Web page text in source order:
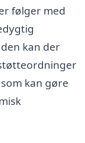
følger med
kan der
kan gøre